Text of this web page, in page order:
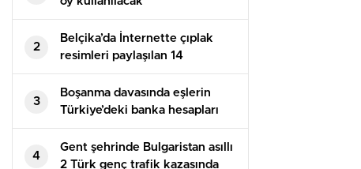
2
Belçika’da İnternette çıplak
resimleri paylaşılan 14
yaşındaki kız çocuğu intihar
etti
3
Boşanma davasında eşlerin
Türkiye’deki banka hesapları
paylaşılır mı?
4
Gent şehrinde Bulgaristan asıllı
2 Türk genç trafik kazasında